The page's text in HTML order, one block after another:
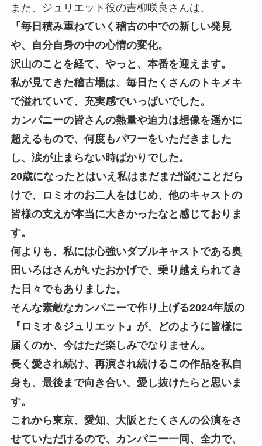
また、ジュリエット役の吉柳咲良さんは、
「毎日積み重ねていく稽古の中での新しい発見
や、自分自身の中の心情の変化。
沢山のことを経て、やっと、本番を迎えます。
私が見てきた稽古場は、毎日たくさんのトキメキ
で溢れていて、充実感でいっぱいでした。
カンパニーの皆さんの熱量や迫力は想像を遥かに
超えるもので、何度もパワーをいただきました
し、涙が止まらない時ばかりでした。
20歳になったとはいえ私はまだまだ悩むことだら
けで、ロミオのお二人をはじめ、他のキャストの
皆様の支えが本当に大きかったなと感じておりま
す。
何よりも、私には心強いダブルキャストである奥
田いろはさんがいたおかげで、乗り越えられてき
た日々でもありました。
そんな素敵なカンパニーで作り上げる2024年版の
『ロミオ＆ジュリエット』が、どのように皆様に
届くのか、今はただ楽しみでなりません。
長く愛され続け、再演され続けるこの作品を私自
身も、最後まで向き合い、愛し抜けたらと思いま
す。
これから東京、愛知、大阪とたくさんの公演をさ
せていただけるので、カンパニー一同、全力で、